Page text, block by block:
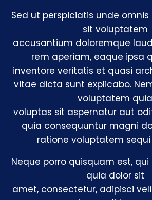
Sed ut perspiciatis unde
sit voluptatem
accusantium doloremque
rem aperiam, eaque ipsa
inventore veritatis et quasi
vitae dicta sunt explicabo.
voluptatem quia
voluptas sit aspernatur aut
quia consequuntur magni
ratione voluptatem
Neque porro quisquam est,
quia dolor sit
amet, consectetur, adipisci